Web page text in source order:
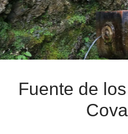
Fuente de